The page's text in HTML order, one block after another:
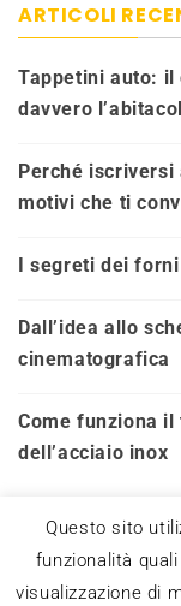
ARTICOLI
Tappetini auto:
davvero
Perché iscriversi
motivi che ti
I segreti dei
Dall’idea allo
cinematografica
Come funziona
dell’acciaio inox
Questo sito
funzionalità
visualizzazione di